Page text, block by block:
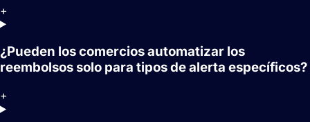
+
¿Pueden los comercios automatizar los
reembolsos solo para tipos de alerta específicos?
+